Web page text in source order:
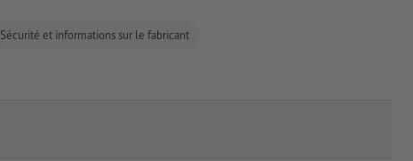
Sécurité et informations sur le fabricant